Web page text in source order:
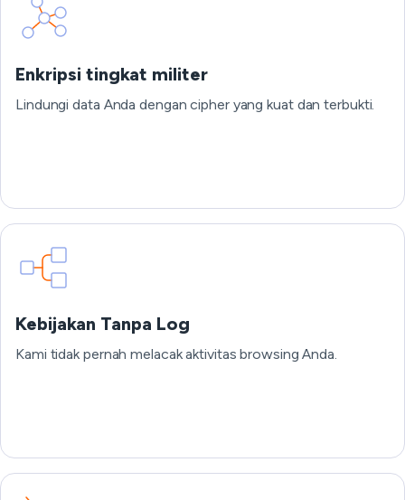
Enkripsi tingkat militer
Lindungi data Anda dengan cipher yang kuat dan terbukti.
Kebijakan Tanpa Log
Kami tidak pernah melacak aktivitas browsing Anda.